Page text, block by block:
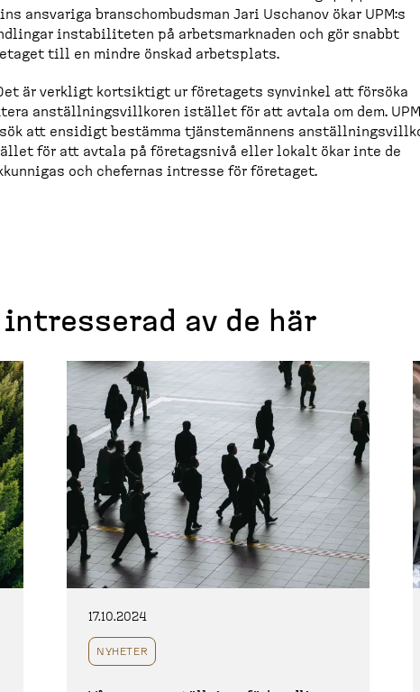
ansvariga branschom­budsman Jari Uschanov ökar UPM:s
instabi­liteten på arbets­marknaden och gör snabbt
till en mindre önskad arbetsplats.
är verkligt kortsiktigt ur företagets synvinkel att försöka
anställ­nings­villkoren istället för att avtala om dem.
att ensidigt bestämma tjänste­männens
för att avtala på företagsnivå eller lokalt ökar inte de
och chefernas intresse för företaget.
intresserad av de här
17.10.2024
NYHETER